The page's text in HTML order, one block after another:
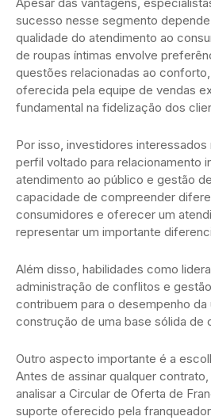
sucesso nesse segmento
qualidade do atendimento ao
de roupas íntimas envolve
questões relacionadas ao
oferecida pela equipe de vendas
fundamental na fidelização dos
Por isso, investidores
perfil voltado para relacionamento
atendimento ao público e gestão
capacidade de compreender
consumidores e oferecer um
representar um importante
Além disso, habilidades como
administração de conflitos e
contribuem para o desempenho da
construção de uma base sólida de
Outro aspecto importante é a
Antes de assinar qualquer
analisar a Circular de Oferta de
suporte oferecido pela